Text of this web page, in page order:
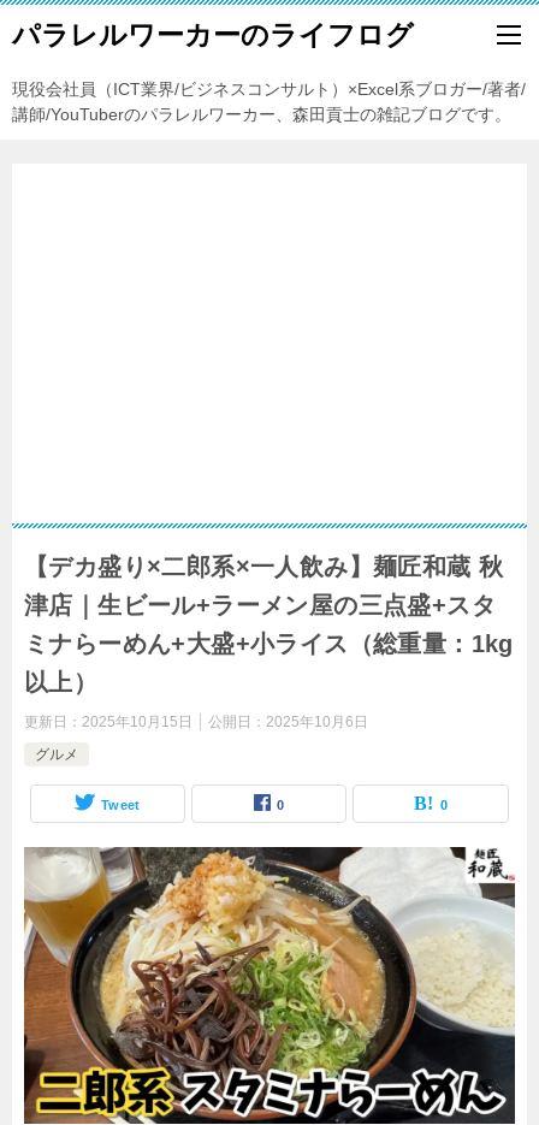
パラレルワーカーのライフログ
現役会社員（ICT業界/ビジネスコンサルト）×Excel系ブロガー/著者/
講師/YouTuberのパラレルワーカー、森田貢士の雑記ブログです。
【デカ盛り×二郎系×一人飲み】麺匠和蔵 秋
津店｜生ビール+ラーメン屋の三点盛+スタ
ミナらーめん+大盛+小ライス（総重量：1kg
以上）
更新日： 2025年10月15日 公開日： 2025年10月6日
グルメ
Tweet 0 0